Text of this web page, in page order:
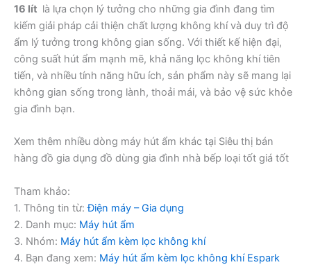
16 lít là lựa chọn lý tưởng cho những gia đình đang tìm
kiếm giải pháp cải thiện chất lượng không khí và duy trì độ
ẩm lý tưởng trong không gian sống. Với thiết kế hiện đại,
công suất hút ẩm mạnh mẽ, khả năng lọc không khí tiên
tiến, và nhiều tính năng hữu ích, sản phẩm này sẽ mang lại
không gian sống trong lành, thoải mái, và bảo vệ sức khỏe
gia đình bạn.
Xem thêm nhiều dòng máy hút ẩm khác tại Siêu thị bán
hàng đồ gia dụng đồ dùng gia đình nhà bếp loại tốt giá tốt
Tham khảo:
1. Thông tin từ:Điện máy – Gia dụng
2. Danh mục: Máy hút ẩm
3. Nhóm: Máy hút ẩm kèm lọc không khí
4. Bạn đang xem: Máy hút ẩm kèm lọc không khí Espark